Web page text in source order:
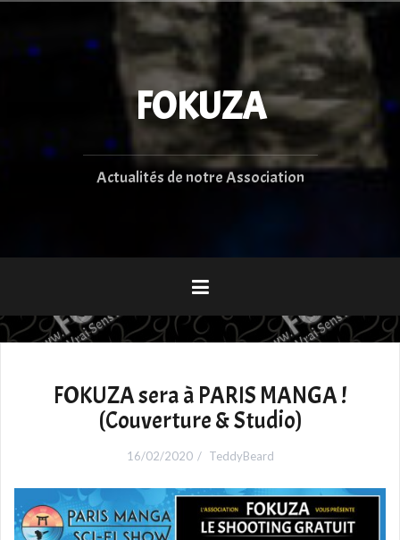
contenu
FOKUZA
Actualités de notre Association
FOKUZA sera à PARIS MANGA !
(Couverture & Studio)
16/02/2020 TeddyBeard